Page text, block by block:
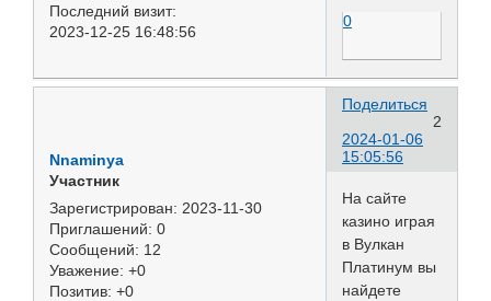
Последний визит:
2023-12-25 16:48:56
0
Поделиться
2
2024-01-06
15:05:56
Nnaminya
Участник
Зарегистрирован: 2023-11-30
Приглашений: 0
Сообщений: 12
Уважение: +0
Позитив: +0
На сайте
казино играя
в Вулкан
Платинум вы
найдете